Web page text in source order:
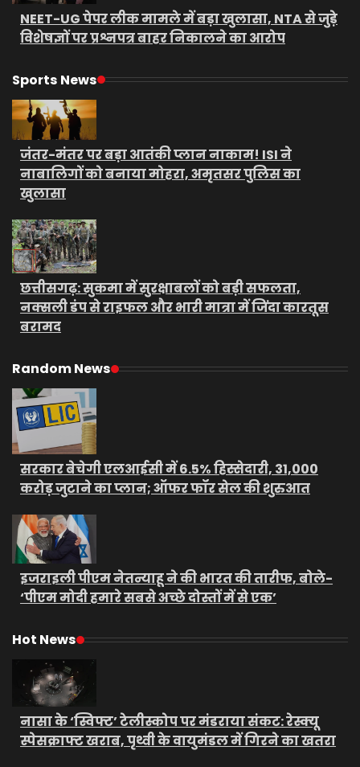
NEET-UG पेपर लीक मामले में बड़ा खुलासा, NTA से जुड़े
विशेषज्ञों पर प्रश्नपत्र बाहर निकालने का आरोप
Sports News
जंतर-मंतर पर बड़ा आतंकी प्लान नाकाम! ISI ने
नाबालिगों को बनाया मोहरा, अमृतसर पुलिस का
खुलासा
छत्तीसगढ़: सुकमा में सुरक्षाबलों को बड़ी सफलता,
नक्सली डंप से राइफल और भारी मात्रा में जिंदा कारतूस
बरामद
Random News
सरकार बेचेगी एलआईसी में 6.5% हिस्सेदारी, 31,000
करोड़ जुटाने का प्लान; ऑफर फॉर सेल की शुरुआत
इजराइली पीएम नेतन्याहू ने की भारत की तारीफ, बोले-
‘पीएम मोदी हमारे सबसे अच्छे दोस्तों में से एक’
Hot News
नासा के ‘स्विफ्ट’ टेलीस्कोप पर मंडराया संकट: रेस्क्यू
स्पेसक्राफ्ट खराब, पृथ्वी के वायुमंडल में गिरने का खतरा